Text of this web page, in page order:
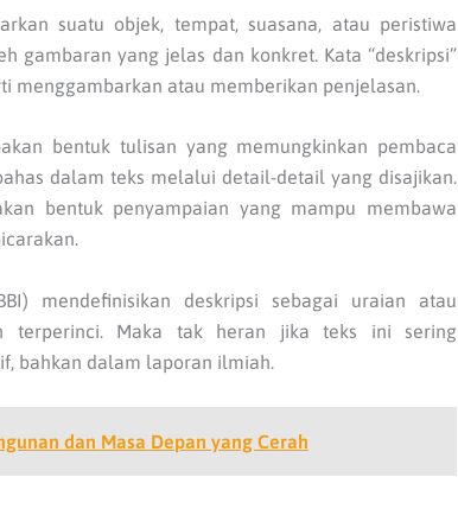
suatu objek, tempat, suasana, atau peristiwa
gambaran yang jelas dan konkret. Kata “deskripsi”
menggambarkan atau memberikan penjelasan.
bentuk tulisan yang memungkinkan pembaca
dalam teks melalui detail-detail yang disajikan.
bentuk penyampaian yang mampu membawa
mendefinisikan deskripsi sebagai uraian atau
terperinci. Maka tak heran jika teks ini sering
bahkan dalam laporan ilmiah.
dan Masa Depan yang Cerah